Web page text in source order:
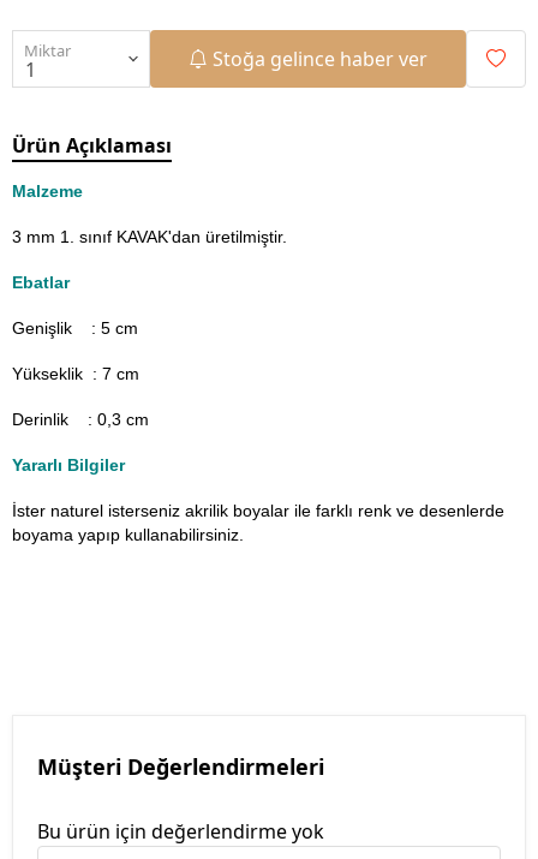
Miktar Stoğa gelince haber ver
Ürün Açıklaması
Malzeme
3 mm 1. sınıf KAVAK'dan üretilmiştir.
Ebatlar
Genişlik : 5 cm
Yükseklik : 7 cm
Derinlik : 0,3 cm
Yararlı Bilgiler
İster naturel isterseniz akrilik boyalar ile farklı renk ve desenlerde
boyama yapıp kullanabilirsiniz.
Müşteri Değerlendirmeleri
Bu ürün için değerlendirme yok